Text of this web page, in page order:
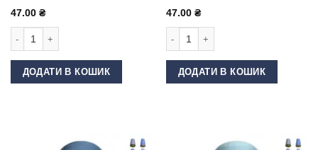
47.00 ₴
ДОДАТИ В КОШИК
47.00 ₴
ДОДАТИ В КОШИК